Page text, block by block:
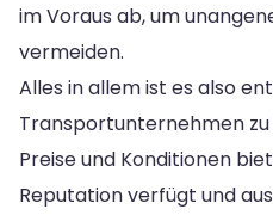
im Voraus ab, um
vermeiden.
Alles in allem ist es also
Transportunternehmen
Preise und Konditionen
Reputation verfügt und